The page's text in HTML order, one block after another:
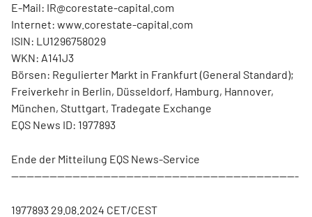
E-Mail: IR@corestate-capital.com
Internet: www.corestate-capital.com
ISIN: LU1296758029
WKN: A141J3
Börsen: Regulierter Markt in Frankfurt (General Standard);
Freiverkehr in Berlin, Düsseldorf, Hamburg, Hannover,
München, Stuttgart, Tradegate Exchange
EQS News ID: 1977893
Ende der Mitteilung EQS News-Service
---------------------------------------------------------------------------
1977893 29.08.2024 CET/CEST